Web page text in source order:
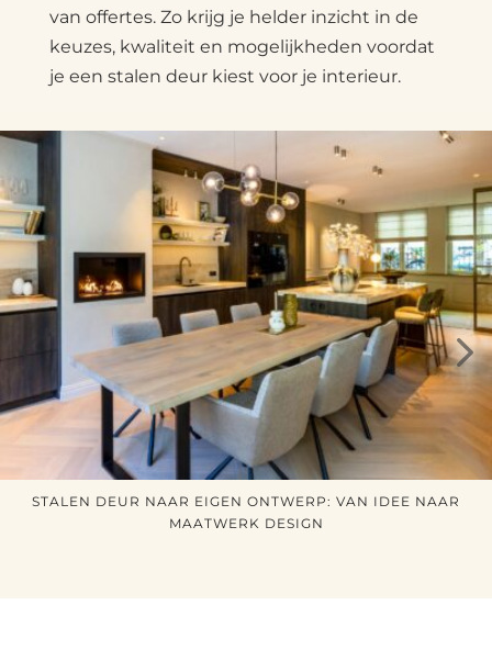
van offertes. Zo krijg je helder inzicht in de
keuzes, kwaliteit en mogelijkheden voordat
je een stalen deur kiest voor je interieur.
STALEN DEUR NAAR EIGEN ONTWERP: VAN IDEE NAAR
MAATWERK DESIGN